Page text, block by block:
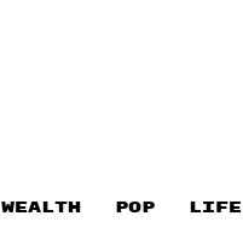
WEALTH POP LIFE